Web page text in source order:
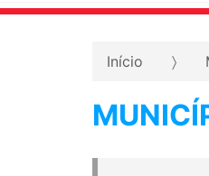
Início